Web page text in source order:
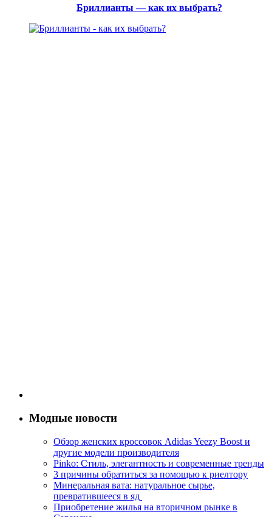
Бриллианты — как их выбрать?
Модные новости
Обзор женских кроссовок Adidas Yeezy Boost и
другие модели производителя
Pinko: Стиль, элегантность и современные тренды
3 причины обратиться за помощью к риелтору
Минеральная вата: натуральное сырье,
превратившееся в яд
Приобретение жилья на вторичном рынке в